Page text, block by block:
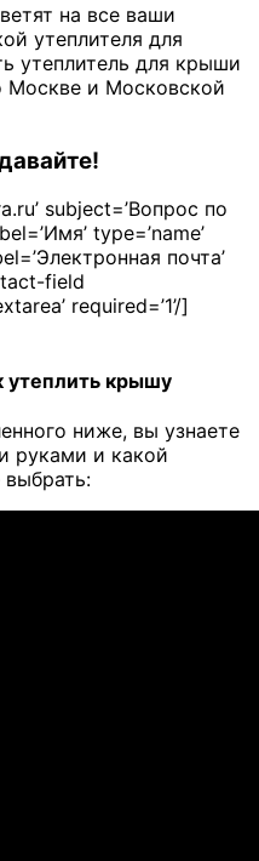
на все ваши
утеплителя для
утеплитель для крыши
Москве и Московской
subject=’Вопрос по
type=’name’
почта’
field
required=’1’/]
утеплить крышу
ниже, вы узнаете
руками и какой
выбрать: